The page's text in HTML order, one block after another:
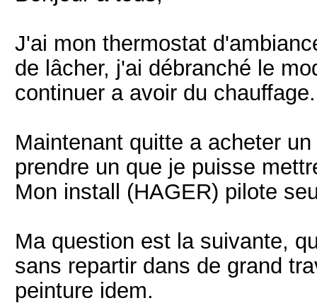
J'ai mon thermostat
de lâcher, j'ai débranché le
continuer a avoir du
Maintenant quitte a acheter
prendre un que je puisse
Mon install (HAGER) pilote
Ma question est la suivante,
sans repartir dans de grand
peinture idem.